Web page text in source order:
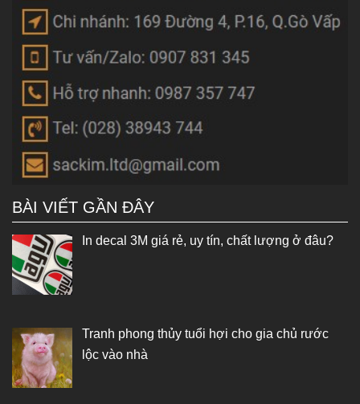
BÀI VIẾT GẦN ĐÂY
In decal 3M giá rẻ, uy tín, chất lượng ở đâu?
Tranh phong thủy tuổi hợi cho gia chủ rước
lộc vào nhà